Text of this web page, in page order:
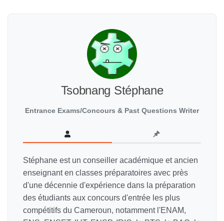
Tsobnang Stéphane
Entrance Exams/Concours & Past Questions Writer
Stéphane est un conseiller académique et ancien
enseignant en classes préparatoires avec près
d'une décennie d'expérience dans la préparation
des étudiants aux concours d'entrée les plus
compétitifs du Cameroun, notamment l'ENAM,